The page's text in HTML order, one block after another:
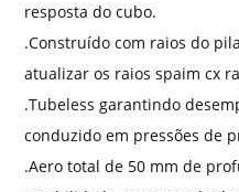
resposta do cubo.
.Construído com raios do
atualizar os raios spaim cx
.Tubeless garantindo
conduzido em pressões de
.Aero total de 50 mm de